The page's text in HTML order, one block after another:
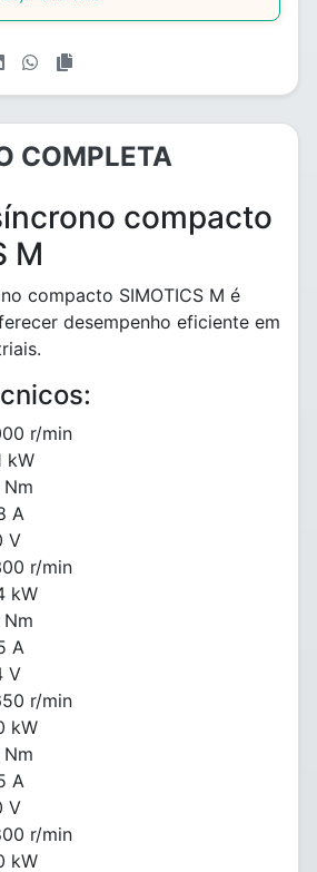
COMPLETA
compacto
M
compacto SIMOTICS M é
desempenho eficiente em
r/min
kW
A
V
r/min
kW
A
V
r/min
kW
A
V
r/min
kW